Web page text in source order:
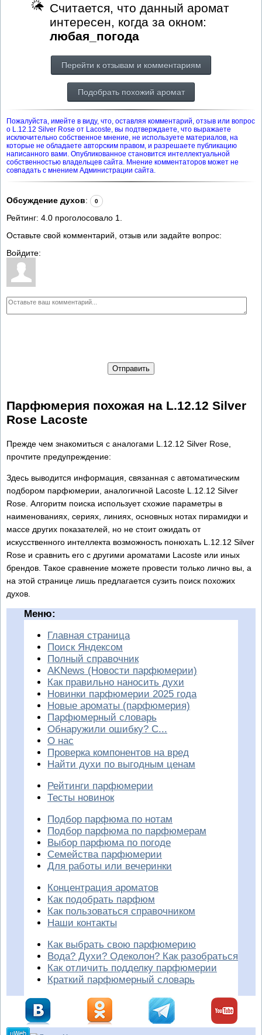
Считается, что данный аромат
интересен, когда за окном:
любая_погода
Перейти к отзывам и комментариям
Подобрать похожий аромат
Пожалуйста, имейте в виду, что, оставляя комментарий, отзыв или вопрос
о L.12.12 Silver Rose от Lacoste, вы подтверждаете, что выражаете
исключительно собственное мнение, не используете материалов, на
которые не обладаете авторским правом, и разрешаете публикацию
написанного вами. Опубликованное становится интеллектуальной
собственностью владельцев сайта. Мнение комментаторов может не
совпадать с мнением Администрации сайта.
Обсуждение духов: 0
Рейтинг: 4.0 проголосовало 1
Оставьте свой комментарий, отзыв или задайте вопрос:
Войдите:
Отправить
Парфюмерия похожая на L.12.12 Silver
Rose Lacoste
Прежде чем знакомиться с аналогами L.12.12 Silver Rose,
прочтите предупреждение:
Здесь выводится информация, связанная с автоматическим
подбором парфюмерии, аналогичной Lacoste L.12.12 Silver
Rose. Алгоритм поиска использует схожие параметры в
наименованиях, сериях, линиях, основных нотах пирамидки и
массе других показателей, но не стоит ожидать от
искусственного интеллекта возможность понюхать L.12.12 Silver
Rose и сравнить его с другими ароматами Lacoste или иных
брендов. Такое сравнение можете провести только лично вы, а
на этой странице лишь предлагается сузить поиск похожих
духов.
Меню:
Главная страница
Поиск Яндексом
Полный справочник
AKNews (Новости парфюмерии)
Как правильно наносить духи
Новинки парфюмерии 2025 года
Новые ароматы (парфюмерия)
Парфюмерный словарь
Обнаружили ошибку? С...
О нас
Проверка компонентов на вред
Найти духи по выгодным ценам
Рейтинги парфюмерии
Тесты новинок
Подбор парфюма по нотам
Подбор парфюма по парфюмерам
Выбор парфюма по погоде
Семейства парфюмерии
Для работы или вечеринки
Концентрация ароматов
Как подобрать парфюм
Как пользоваться справочником
Наши контакты
Как выбрать свою парфюмерию
Вода? Духи? Одеколон? Как разобраться
Как отличить подделку парфюмерии
Краткий парфюмерный словарь